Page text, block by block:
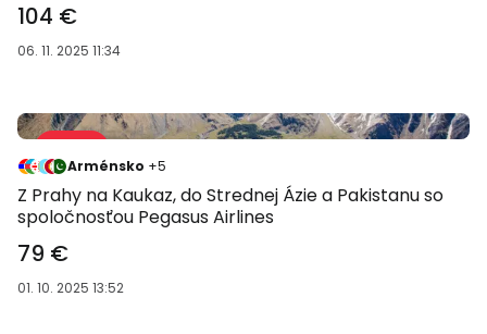
104 €
06. 11. 2025 11:34
Predaj 62 %
Arménsko +5
Z Prahy na Kaukaz, do Strednej Ázie a Pakistanu so
spoločnosťou Pegasus Airlines
79 €
01. 10. 2025 13:52